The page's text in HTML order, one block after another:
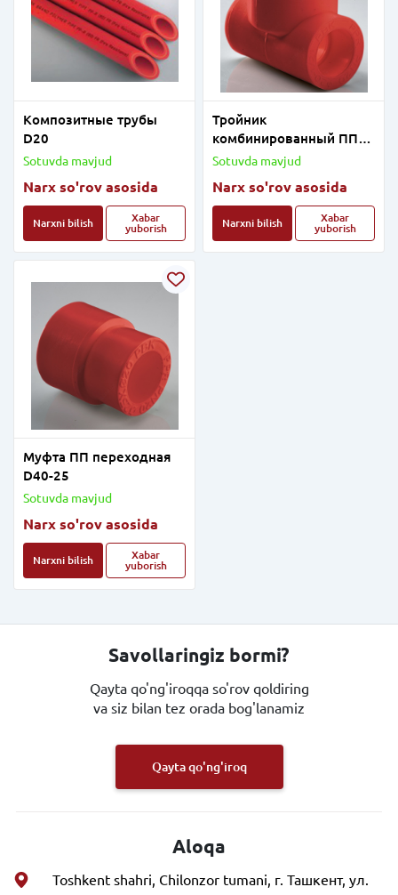
Композитные трубы
D20
Sotuvda mavjud
Narx so'rov asosida
Narxni bilish
Xabar
yuborish
Тройник
комбинированный ПП
D20x3/4"20 BP
Sotuvda mavjud
Narx so'rov asosida
Narxni bilish
Xabar
yuborish
Муфта ПП переходная
D40-25
Sotuvda mavjud
Narx so'rov asosida
Narxni bilish
Xabar
yuborish
Savollaringiz bormi?
Qayta qo'ng'iroqqa so'rov qoldiring
va siz bilan tez orada bog'lanamiz
Qayta qo'ng'iroq
Aloqa
Toshkent shahri, Chilonzor tumani, г. Ташкент, ул.